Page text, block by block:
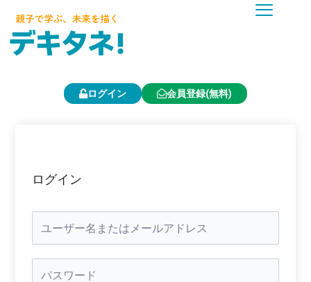
ログイン 会員登録(無料)
ログイン